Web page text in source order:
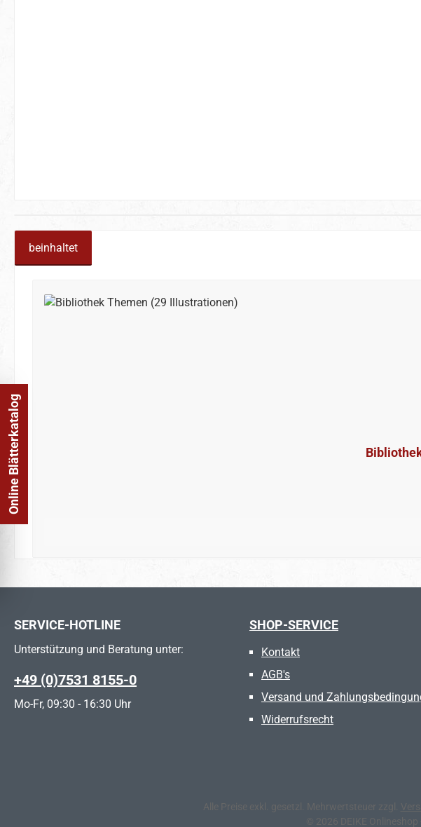
beinhaltet
SERVICE-HOTLINE
Unterstützung und Beratung unter:
+49 (0)7531 8155-0
Mo-Fr, 09:30 - 16:30 Uhr
SHOP-SERVICE
Kontakt
AGB's
Versand und
Widerrufsrecht
Alle Preise exkl. gesetzl. Mehrwertsteuer zzgl.
© 2026 DEIKE
Online Blätterkatalog